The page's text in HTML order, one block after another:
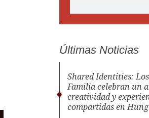
Últimas Noticias
Shared Identities:
Familia celebran un
creatividad y
compartidas en